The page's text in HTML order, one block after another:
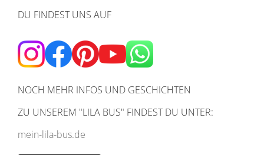
DU FINDEST UNS AUF
NOCH MEHR INFOS UND GESCHICHTEN
ZU UNSEREM "LILA BUS" FINDEST DU UNTER:
mein-lila-bus.de